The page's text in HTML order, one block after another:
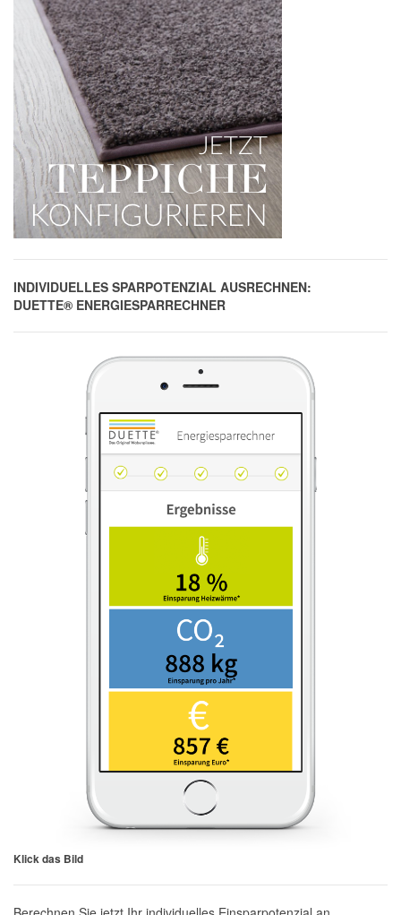
INDIVIDUELLES SPARPOTENZIAL AUSRECHNEN:
DUETTE® ENERGIESPARRECHNER
Klick das Bild